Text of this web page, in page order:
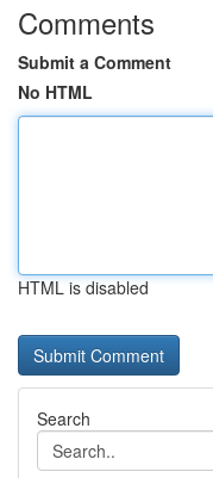
Comments
Submit a Comment
No HTML
HTML is disabled
Search